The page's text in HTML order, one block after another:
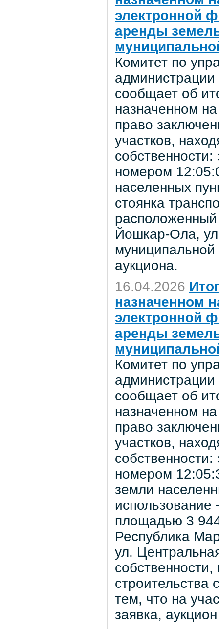
электронной
аренды
Комитет по
администрации
сообщает об
назначенном
право
участков,
номером
населенных
стоянка
Йошкар-Ола,
муниципальной
аукциона.
16.04.2026
назначенном
электронной
аренды
Комитет по
администрации
сообщает об
назначенном
право
участков,
номером
земли
использование
площадью 3
Республика
ул.
строительства
тем, что на
заявка,